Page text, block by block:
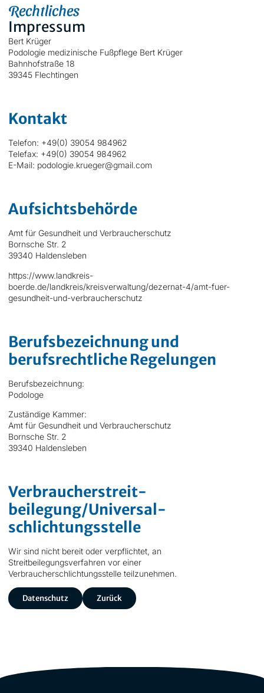
Rechtliches
Impressum
Bert Krüger
Podologie medizinische Fußpflege Bert Krüger
Bahnhofstraße 18
39345 Flechtingen
Kontakt
Telefon: +49(0) 39054 984962
Telefax: +49(0) 39054 984962
E-Mail: podologie.krueger@gmail.com
Aufsichtsbehörde
Amt für Gesundheit und Verbraucherschutz
Bornsche Str. 2
39340 Haldensleben
https://www.landkreis-
boerde.de/landkreis/kreisverwaltung/dezernat-4/amt-fuer-
gesundheit-und-verbraucherschutz
Berufsbezeichnung und
berufsrechtliche Regelungen
Berufsbezeichnung:
Podologe
Zuständige Kammer:
Amt für Gesundheit und Verbraucherschutz
Bornsche Str. 2
39340 Haldensleben
Verbraucher­streit­
beilegung/Universal­
schlichtungs­stelle
Wir sind nicht bereit oder verpflichtet, an
Streitbeilegungsverfahren vor einer
Verbraucherschlichtungsstelle teilzunehmen.
Datenschutz Zurück